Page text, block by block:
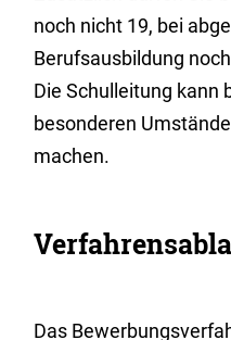
noch nicht 19, bei
Berufsausbildung
Die Schulleitung kann
besonderen
machen.
Das